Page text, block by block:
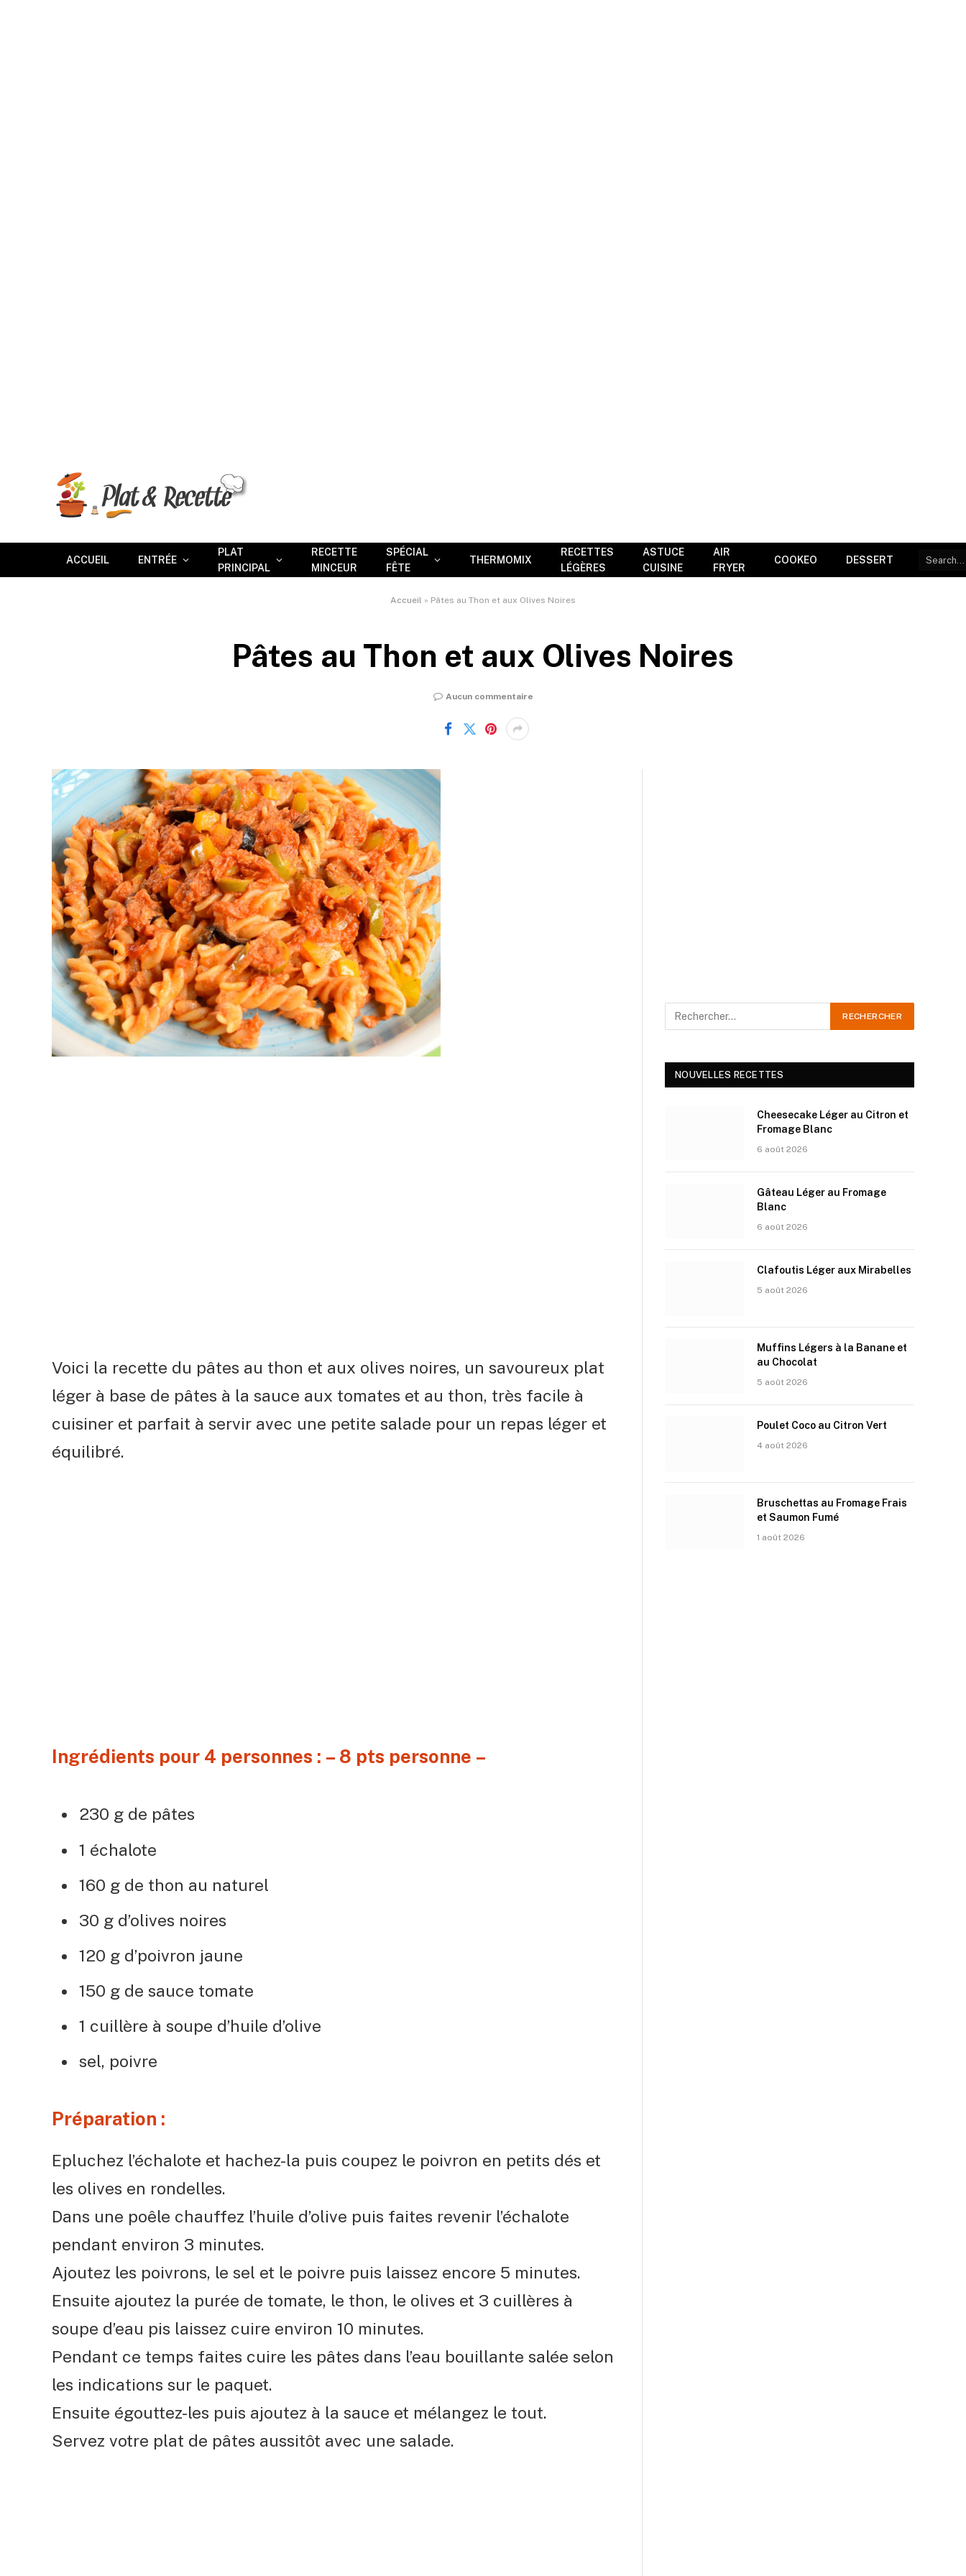
ACCUEIL ENTRÉE
PLAT
PRINCIPAL
RECETTE
MINCEUR
SPÉCIAL
FÊTE
THERMOMIX
RECETTES
LÉGÈRES
ASTUCE
CUISINE
AIR
FRYER
COOKEO DESSERT
Accueil » Pâtes au Thon et aux Olives Noires
Pâtes au Thon et aux Olives Noires
Aucun commentaire
Voici la recette du pâtes au thon et aux olives noires, un savoureux plat
léger à base de pâtes à la sauce aux tomates et au thon, très facile à
cuisiner et parfait à servir avec une petite salade pour un repas léger et
équilibré.
Ingrédients pour 4 personnes : – 8 pts personne –
230 g de pâtes
1 échalote
160 g de thon au naturel
30 g d’olives noires
120 g d’poivron jaune
150 g de sauce tomate
1 cuillère à soupe d’huile d’olive
sel, poivre
Préparation :
Epluchez l’échalote et hachez-la puis coupez le poivron en petits dés et
les olives en rondelles.
Dans une poêle chauffez l’huile d’olive puis faites revenir l’échalote
pendant environ 3 minutes.
Ajoutez les poivrons, le sel et le poivre puis laissez encore 5 minutes.
Ensuite ajoutez la purée de tomate, le thon, le olives et 3 cuillères à
soupe d’eau pis laissez cuire environ 10 minutes.
Pendant ce temps faites cuire les pâtes dans l’eau bouillante salée selon
les indications sur le paquet.
Ensuite égouttez-les puis ajoutez à la sauce et mélangez le tout.
Servez votre plat de pâtes aussitôt avec une salade.
NOUVELLES RECETTES
Cheesecake Léger au Citron et
Fromage Blanc
6 août 2026
Gâteau Léger au Fromage
Blanc
6 août 2026
Clafoutis Léger aux Mirabelles
5 août 2026
Muffins Légers à la Banane et
au Chocolat
5 août 2026
Poulet Coco au Citron Vert
4 août 2026
Bruschettas au Fromage Frais
et Saumon Fumé
1 août 2026